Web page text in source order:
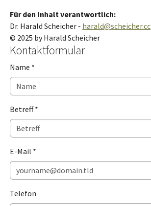
Für den Inhalt verantwortlich:
Dr. Harald Scheicher - harald@scheicher.cc
© 2025 by Harald Scheicher
Kontaktformular
Name *
Betreff*
E-Mail *
Telefon